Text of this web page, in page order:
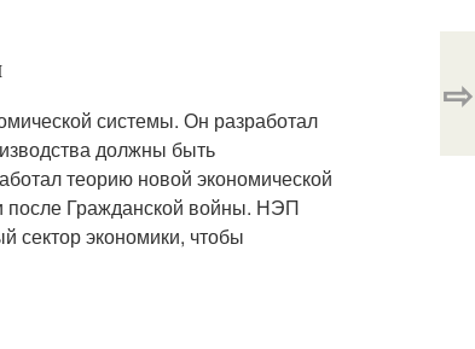
системы. Он разработал
должны быть
теорию новой экономической
после Гражданской войны. НЭП
сектор экономики, чтобы
⇨